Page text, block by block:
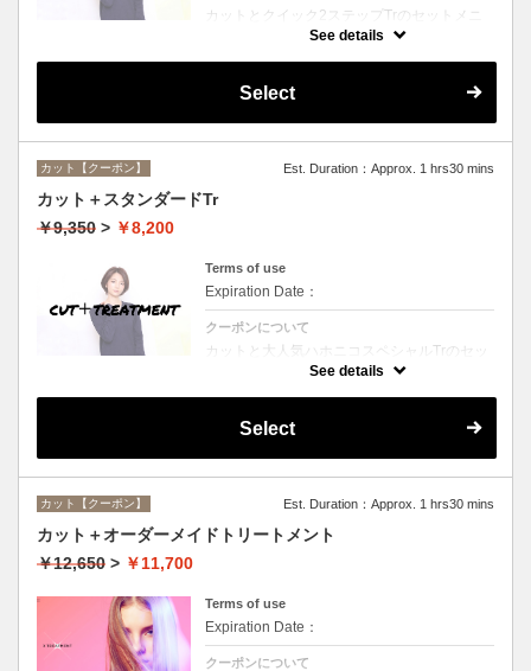
カットとクイック2ステップTrのセットメニ
ュー☆シャンプー、ブロー付。ロング料金な
See details
Select
カット【クーポン】 Est. Duration：Approx. 1 hrs30 mins
カット＋スタンダードTr
￥9,350 > ￥8,200
Terms of use
Expiration Date：
クーポンについて
カットと大人気ハホニコスペシャルTrのセッ
トメニュー☆シャンプー、ブロー付。ロング
See details
Select
カット【クーポン】 Est. Duration：Approx. 1 hrs30 mins
カット＋オーダーメイドトリートメント
￥12,650 > ￥11,700
Terms of use
Expiration Date：
クーポンについて